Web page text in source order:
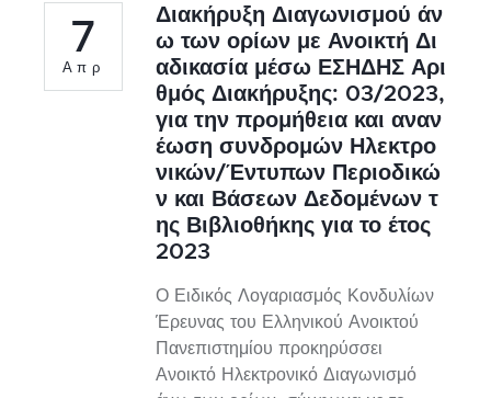
7
Απρ
Διακήρυξη Διαγωνισμού άν
ω των ορίων με Ανοικτή Δι
αδικασία μέσω ΕΣΗΔΗΣ Αρι
θμός Διακήρυξης: 03/2023,
για την προμήθεια και αναν
έωση συνδρομών Ηλεκτρο
νικών/Έντυπων Περιοδικώ
ν και Βάσεων Δεδομένων τ
ης Βιβλιοθήκης για το έτος
2023
Ο Ειδικός Λογαριασμός Κονδυλίων
Έρευνας του Ελληνικού Ανοικτού
Πανεπιστημίου προκηρύσσει
Ανοικτό Ηλεκτρονικό Διαγωνισμό